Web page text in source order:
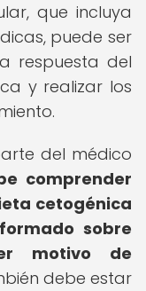
que incluya
puede ser
respuesta del
y realizar los
del médico
comprender
cetogénica
sobre
motivo de
debe estar